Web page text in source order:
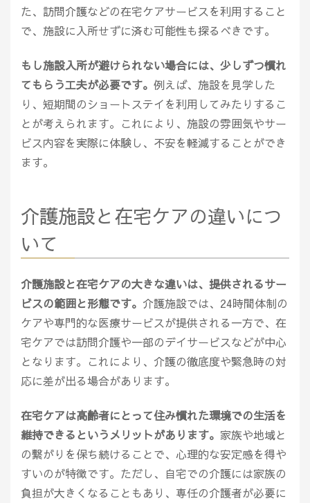
た、訪問介護などの在宅ケアサービスを利用すること
で、施設に入所せずに済む可能性も探るべきです。
もし施設入所が避けられない場合には、少しずつ慣れ
てもらう工夫が必要です。 例えば、施設を見学した
り、短期間のショートステイを利用してみたりするこ
とが考えられます。これにより、施設の雰囲気やサー
ビス内容を実際に体験し、不安を軽減することができ
ます。
介護施設と在宅ケアの違いにつ
いて
介護施設と在宅ケアの大きな違いは、提供されるサー
ビスの範囲と形態です。 介護施設では、24時間体制の
ケアや専門的な医療サービスが提供される一方で、在
宅ケアでは訪問介護や一部のデイサービスなどが中心
となります。これにより、介護の徹底度や緊急時の対
応に差が出る場合があります。
在宅ケアは高齢者にとって住み慣れた環境での生活を
維持できるというメリットがあります。 家族や地域と
の繋がりを保ち続けることで、心理的な安定感を得や
すいのが特徴です。ただし、自宅での介護には家族の
負担が大きくなることもあり、専任の介護者が必要に